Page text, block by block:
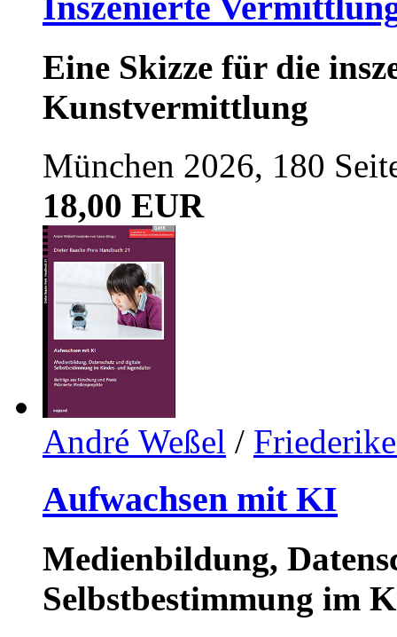
Eine Skizze für die
Kunstvermittlung
München 2026, 180
18,00 EUR
André Weßel /
Aufwachsen mit KI
Medienbildung,
Selbstbestimmung im